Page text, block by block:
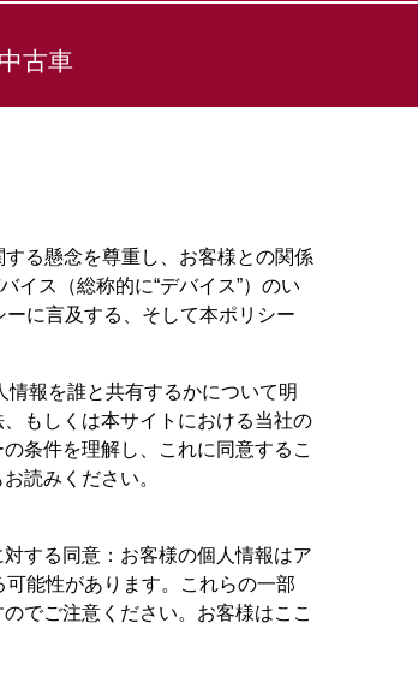
中古車
する懸念を尊重し、お客様との関係
イス（総称的に“デバイス”）のい
に言及する、そして本ポリシー
報を誰と共有するかについて明
もしくは本サイトにおける当社の
条件を理解し、これに同意するこ
読みください。
する同意：お客様の個人情報はア
能性があります。これらの一部
でご注意ください。お客様はここ